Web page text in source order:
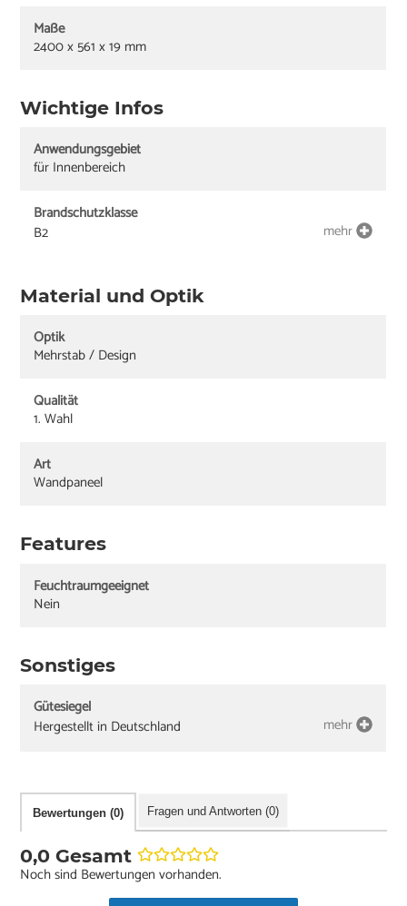
Maße
2400 x 561 x 19 mm
Wichtige Infos
Anwendungsgebiet
für Innenbereich
Brandschutzklasse
B2
mehr
Material und Optik
Optik
Mehrstab / Design
Qualität
1. Wahl
Art
Wandpaneel
Features
Feuchtraumgeeignet
Nein
Sonstiges
Gütesiegel
Hergestellt in Deutschland
mehr
Bewertungen (0) Fragen und Antworten (0)
0,0 Gesamt
Noch sind Bewertungen vorhanden.